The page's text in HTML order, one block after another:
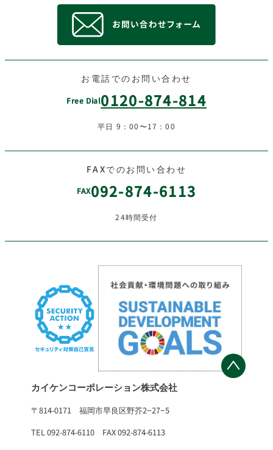
お電話でのお問い合わせ
Free Dial0120-874-814
平日 9：00〜17：00
FAXでのお問い合わせ
FAX092-874-6113
24時間受付
カイケンコーポレーション株式会社
〒814-0171 福岡市早良区野芥2−27−5
TEL 092-874-6110 FAX 092-874-6113